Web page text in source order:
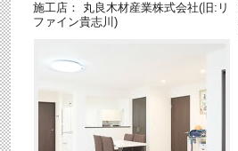
施工店： 丸良木材産業株式会社(旧:リ
ファイン貴志川)